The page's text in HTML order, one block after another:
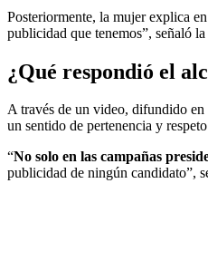
Posteriormente, la mujer explica
publicidad que tenemos”, señaló la
¿Qué respondió el
A través de un video, difundido en
un sentido de pertenencia y
“No solo en las campañas
publicidad de ningún candidato”,